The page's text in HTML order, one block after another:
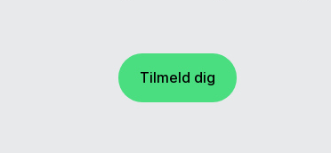
Tilmeld dig